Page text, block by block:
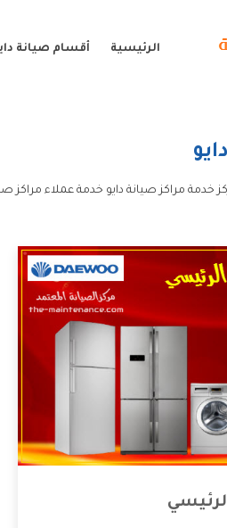
الرئيسية أقسام صيانة
دايو
خدمة مراكز صيانة دايو خدمة عملاء مراكز